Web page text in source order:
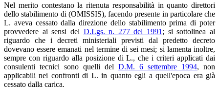
Nel merito contestano la ritenuta responsabilità in quanto direttori
dello stabilimento di (OMISSIS), facendo presente in particolare che
L. aveva cessato dalla direzione dello stabilimento prima di poter
provvedere ai sensi del D.Lgs. n. 277 del 1991 ; si sottolinea al
riguardo che i decreti ministeriali previsti dal predetto decreto
dovevano essere emanati nel termine di sei mesi; si lamenta inoltre,
sempre con riguardo alla posizione di L., che i criteri applicati dai
consulenti tecnici sono quelli del D.M. 6 settembre 1994, non
applicabili nei confronti di L. in quanto egli a quell'epoca era già
cessato dalla carica.